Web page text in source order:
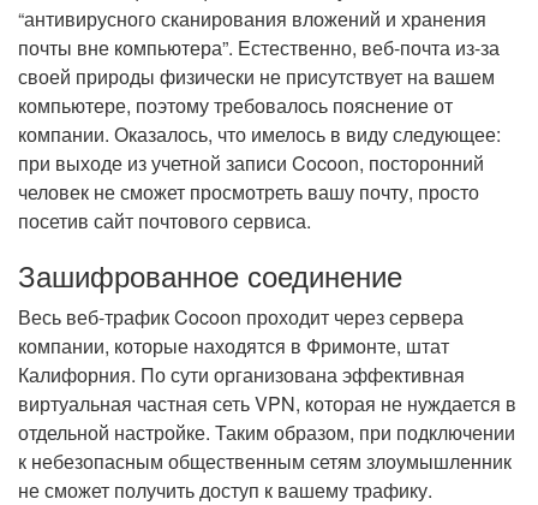
“антивирусного сканирования вложений и хранения
почты вне компьютера”. Естественно, веб-почта из-за
своей природы физически не присутствует на вашем
компьютере, поэтому требовалось пояснение от
компании. Оказалось, что имелось в виду следующее:
при выходе из учетной записи Cocoon, посторонний
человек не сможет просмотреть вашу почту, просто
посетив сайт почтового сервиса.
Зашифрованное соединение
Весь веб-трафик Cocoon проходит через сервера
компании, которые находятся в Фримонте, штат
Калифорния. По сути организована эффективная
виртуальная частная сеть VPN, которая не нуждается в
отдельной настройке. Таким образом, при подключении
к небезопасным общественным сетям злоумышленник
не сможет получить доступ к вашему трафику.